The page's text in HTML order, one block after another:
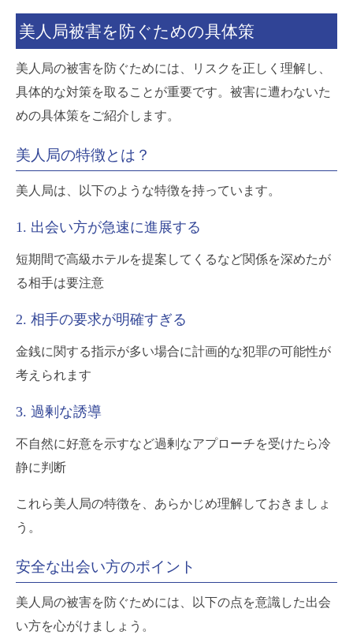
美人局被害を防ぐための具体策
美人局の被害を防ぐためには、リスクを正しく理解し、
具体的な対策を取ることが重要です。被害に遭わないた
めの具体策をご紹介します。
美人局の特徴とは？
美人局は、以下のような特徴を持っています。
1. 出会い方が急速に進展する
短期間で高級ホテルを提案してくるなど関係を深めたが
る相手は要注意
2. 相手の要求が明確すぎる
金銭に関する指示が多い場合に計画的な犯罪の可能性が
考えられます
3. 過剰な誘導
不自然に好意を示すなど過剰なアプローチを受けたら冷
静に判断
これら美人局の特徴を、あらかじめ理解しておきましょ
う。
安全な出会い方のポイント
美人局の被害を防ぐためには、以下の点を意識した出会
い方を心がけましょう。